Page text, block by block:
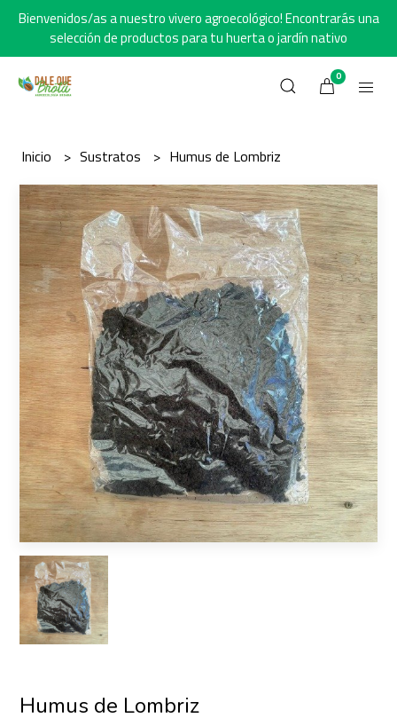
Bienvenidos/as a nuestro vivero agroecológico! Encontrarás una
selección de productos para tu huerta o jardín nativo
0
Inicio Sustratos Humus de Lombriz
Humus de Lombriz